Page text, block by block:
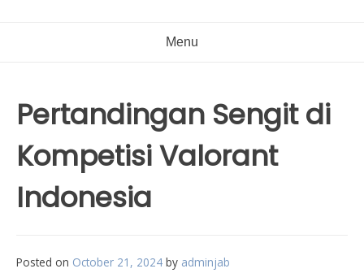
Menu
Pertandingan Sengit di
Kompetisi Valorant
Indonesia
Posted on October 21, 2024 by adminjab